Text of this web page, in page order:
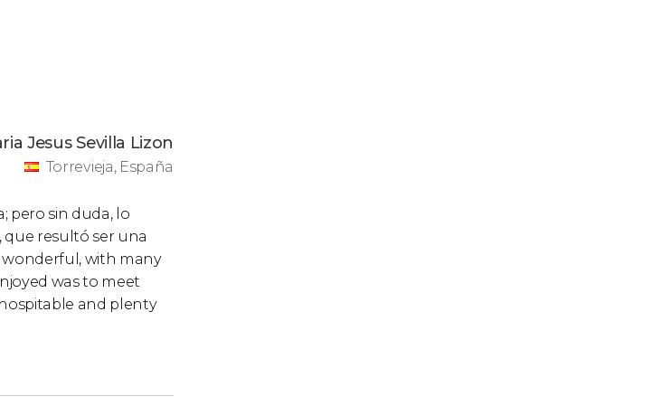
Jesus Sevilla Lizon
Torrevieja, España
pero sin duda, lo
que resultó ser una
wonderful, with many
was to meet
and plenty